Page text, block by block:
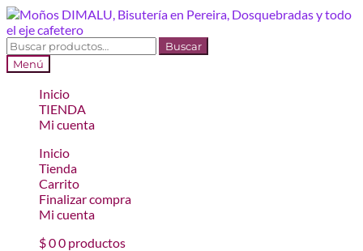
Ir
a
la
navegación
Ir
al
contenido
Buscar
por:
Buscar
Menú
Inicio
TIENDA
Mi cuenta
Inicio
Tienda
Carrito
Finalizar compra
Mi cuenta
$00 productos